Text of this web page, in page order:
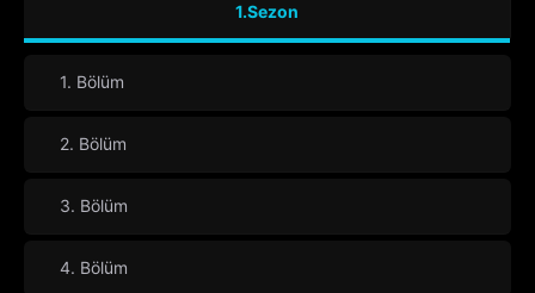
1.Sezon
1. Bölüm
2. Bölüm
3. Bölüm
4. Bölüm